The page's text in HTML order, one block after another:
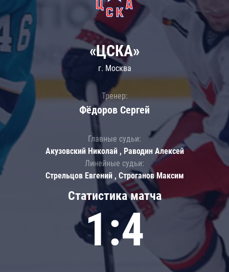
Статистика матча
1:4
«ЦСКА»
г. Москва
Тренер:
Фёдоров Сергей
Главные судьи:
Акузовский Николай , Раводин Алексей
Линейные судьи:
Стрельцов Евгений , Строганов Максим